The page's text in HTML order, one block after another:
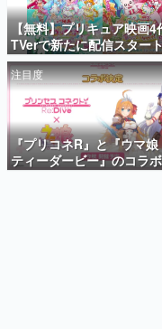
アプリセール情報
インタビュー
連載・特集
殿堂入り
SNS拡散数
ど。多くの
事をまとめ
【無料】プリキュア映画4
TVerで新たに配信スター
んと2018年～2024年の映
すべてが見放題に、ぶっ
ありえないラインナップ
注目度
『プリコネR』と『ウマ
ティーダービー』のコラ
定！“最大170連無料”の